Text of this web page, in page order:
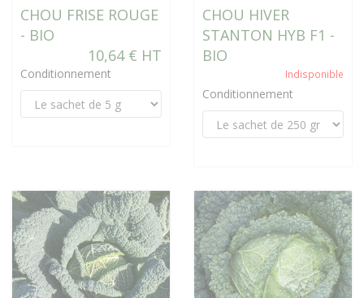
CHOU FRISE ROUGE
- BIO
10,64 € HT
Conditionnement
CHOU HIVER
STANTON HYB F1 -
BIO
Indisponible
Conditionnement